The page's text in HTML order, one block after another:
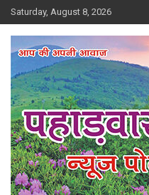
Skip
to
content
Saturday, August 8, 2026